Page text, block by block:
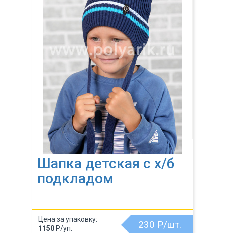
Шапка детская с х/б
подкладом
230 Р/шт.
Цена за упаковку:
1150 Р/уп.